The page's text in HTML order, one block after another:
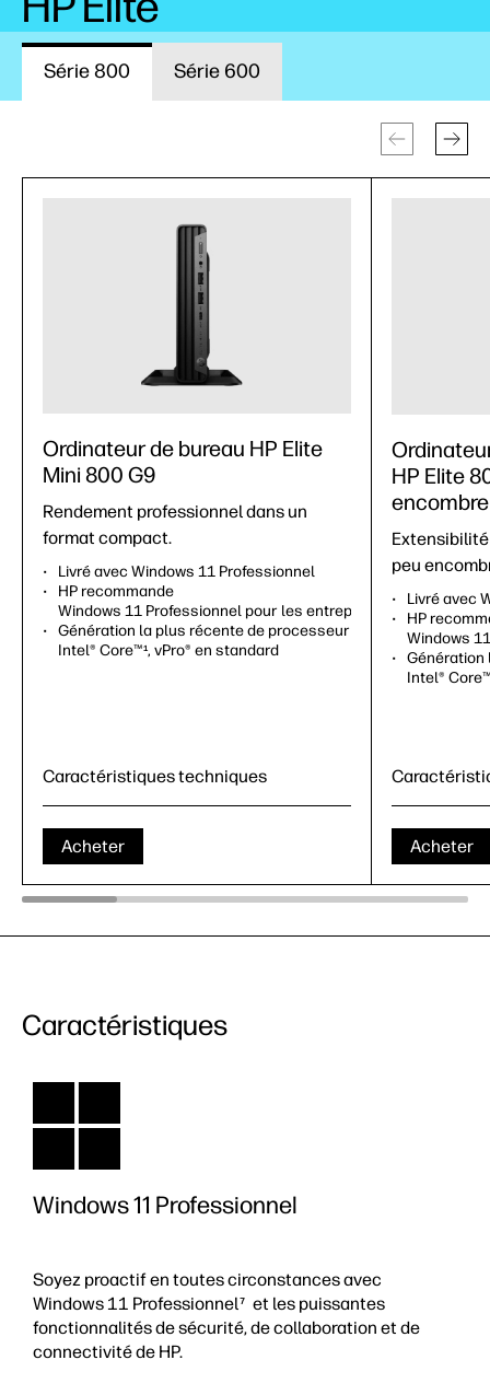
Série 800 Série 600
Ordinateur de bureau HP Elite
Mini 800 G9
Rendement professionnel dans un
format compact.
Livré avec Windows 11 Professionnel
HP recommande
Windows 11 Professionnel pour les entreprises
Génération la plus récente de processeur
Intel® Core™1, vPro® en standard
Caractéristiques techniques
Acheter
HP Elite
peu
Livré avec
HP
Windows
Intel® Core™
Acheter
Caractéristiques
Windows 11 Professionnel
Soyez proactif en toutes circonstances avec
Windows 11 Professionnel7
et les puissantes
fonctionnalités de sécurité, de collaboration et de
connectivité de HP.